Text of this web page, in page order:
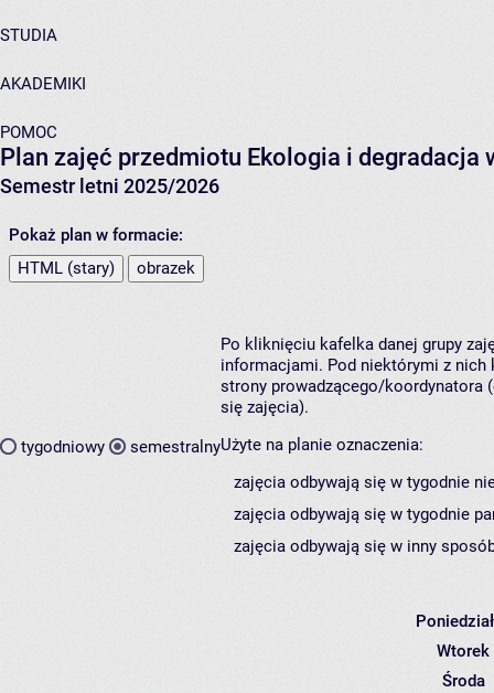
STUDIA
AKADEMIKI
POMOC
Plan zajęć przedmiotu Ekologia i degradacja
Semestr letni 2025/2026
Pokaż plan w formacie:
HTML (stary)
obrazek
tygodniowy semestralny
Po kliknięciu kafelka danej grupy
informacjami. Pod niektórymi z nich
strony prowadzącego/koordynatora
się zajęcia).
Użyte na planie oznaczenia:
zajęcia odbywają się w tygodnie
zajęcia odbywają się w tygodnie
zajęcia odbywają się w inny
Wtorek
Środa